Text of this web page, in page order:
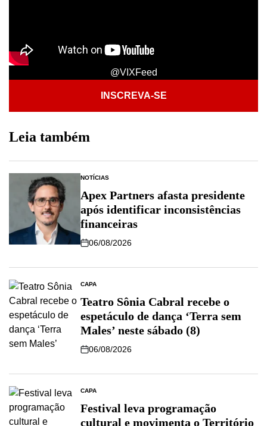
@VIXFeed
INSCREVA-SE
Leia também
NOTÍCIAS
Apex Partners afasta presidente
após identificar inconsistências
financeiras
06/08/2026
CAPA
Teatro Sônia Cabral recebe o
espetáculo de dança ‘Terra sem
Males’ neste sábado (8)
06/08/2026
CAPA
Festival leva programação
cultural e movimenta o Território